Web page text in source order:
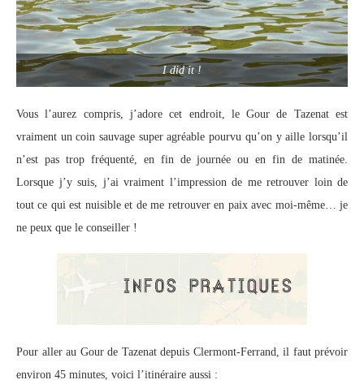
I did it !
Vous l’aurez compris, j’adore cet endroit, le Gour de Tazenat est
vraiment un coin sauvage super agréable pourvu qu’on y aille lorsqu’il
n’est pas trop fréquenté, en fin de journée ou en fin de matinée.
Lorsque j’y suis, j’ai vraiment l’impression de me retrouver loin de
tout ce qui est nuisible et de me retrouver en paix avec moi-même… je
ne peux que le conseiller !
Pour aller au Gour de Tazenat depuis Clermont-Ferrand, il faut prévoir
environ 45 minutes, voici l’itinéraire aussi :